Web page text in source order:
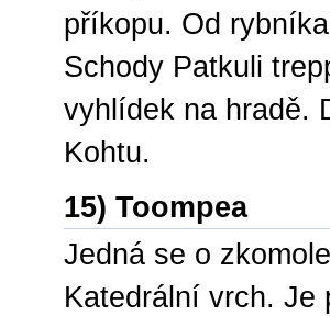
příkopu. Od
Schody Patkuli
vyhlídek na hradě.
Kohtu.
15) Toompea
Jedná se o
Katedrální vrch. Je